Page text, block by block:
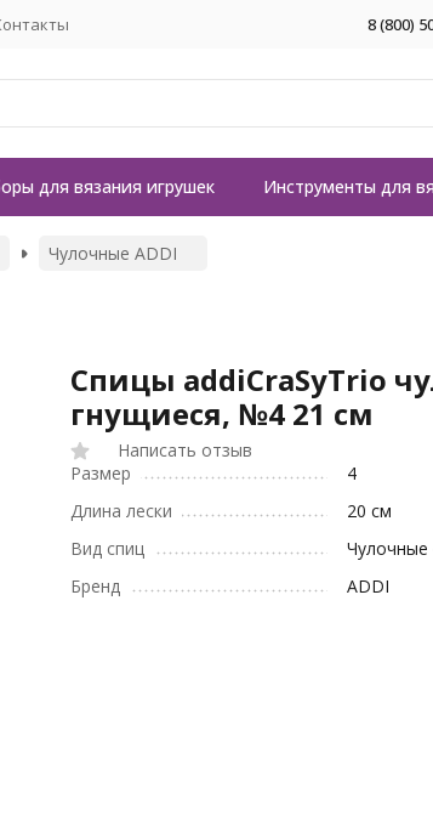
8 (800)
для вязания игрушек Инструменты для
Чулочные ADDI
Спицы addiCraSyTrio
гнущиеся, №4 21 см
Написать отзыв
Размер
4
Длина лески
20 см
Вид спиц
Чулочные
Бренд
ADDI